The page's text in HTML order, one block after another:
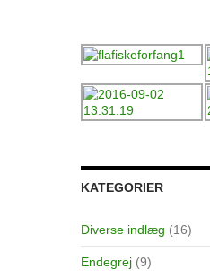
KATEGORIER
Diverse indlæg (16)
Endegrej (9)